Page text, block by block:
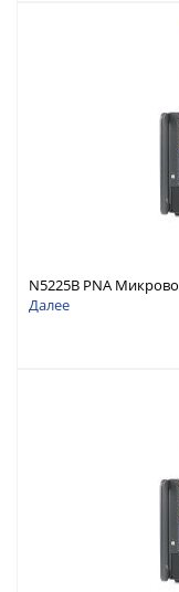
N5225B PNA
источник, конфиг.
Далее